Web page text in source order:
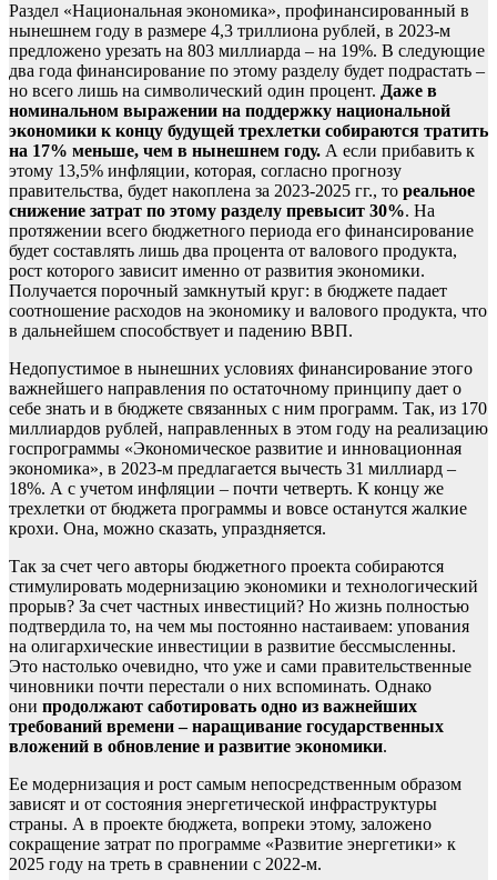
Раздел «Национальная экономика», профинансированный в
нынешнем году в размере 4,3 триллиона рублей, в 2023-м
предложено урезать на 803 миллиарда – на 19%. В следующие
два года финансирование по этому разделу будет подрастать –
но всего лишь на символический один процент. Даже в
номинальном выражении на поддержку национальной
экономики к концу будущей трехлетки собираются тратить
на 17% меньше, чем в нынешнем году. А если прибавить к
этому 13,5% инфляции, которая, согласно прогнозу
правительства, будет накоплена за 2023-2025 гг., то реальное
снижение затрат по этому разделу превысит 30%. На
протяжении всего бюджетного периода его финансирование
будет составлять лишь два процента от валового продукта,
рост которого зависит именно от развития экономики.
Получается порочный замкнутый круг: в бюджете падает
соотношение расходов на экономику и валового продукта, что
в дальнейшем способствует и падению ВВП.
Недопустимое в нынешних условиях финансирование этого
важнейшего направления по остаточному принципу дает о
себе знать и в бюджете связанных с ним программ. Так, из 170
миллиардов рублей, направленных в этом году на реализацию
госпрограммы «Экономическое развитие и инновационная
экономика», в 2023-м предлагается вычесть 31 миллиард –
18%. А с учетом инфляции – почти четверть. К концу же
трехлетки от бюджета программы и вовсе останутся жалкие
крохи. Она, можно сказать, упраздняется.
Так за счет чего авторы бюджетного проекта собираются
стимулировать модернизацию экономики и технологический
прорыв? За счет частных инвестиций? Но жизнь полностью
подтвердила то, на чем мы постоянно настаиваем: упования
на олигархические инвестиции в развитие бессмысленны.
Это настолько очевидно, что уже и сами правительственные
чиновники почти перестали о них вспоминать. Однако
они продолжают саботировать одно из важнейших
требований времени – наращивание государственных
вложений в обновление и развитие экономики.
Ее модернизация и рост самым непосредственным образом
зависят и от состояния энергетической инфраструктуры
страны. А в проекте бюджета, вопреки этому, заложено
сокращение затрат по программе «Развитие энергетики» к
2025 году на треть в сравнении с 2022-м.